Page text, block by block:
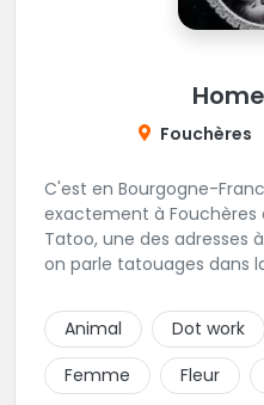
Fouchères
C'est en Bourgogne-
exactement à Fouchères
Tatoo, une des adresses
on parle tatouages dans
Animal Dot work
Femme
Fleur